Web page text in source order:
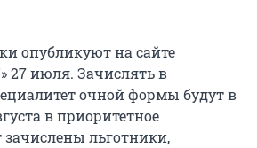
опубликуют на сайте
27 июля. Зачислять в
очной формы будут в
в приоритетное
зачислены льготники,